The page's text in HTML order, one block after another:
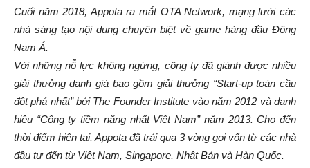
Cuối năm 2018, Appota ra mắt OTA Network, mạng lưới các
nhà sáng tạo nội dung chuyên biệt về game hàng đầu Đông
Nam Á.
Với những nỗ lực không ngừng, công ty đã giành được nhiều
giải thưởng danh giá bao gồm giải thưởng “Start-up toàn cầu
đột phá nhất” bởi The Founder Institute vào năm 2012 và danh
hiệu “Công ty tiềm năng nhất Việt Nam” năm 2013. Cho đến
thời điểm hiện tại, Appota đã trải qua 3 vòng gọi vốn từ các nhà
đầu tư đến từ Việt Nam, Singapore, Nhật Bản và Hàn Quốc.